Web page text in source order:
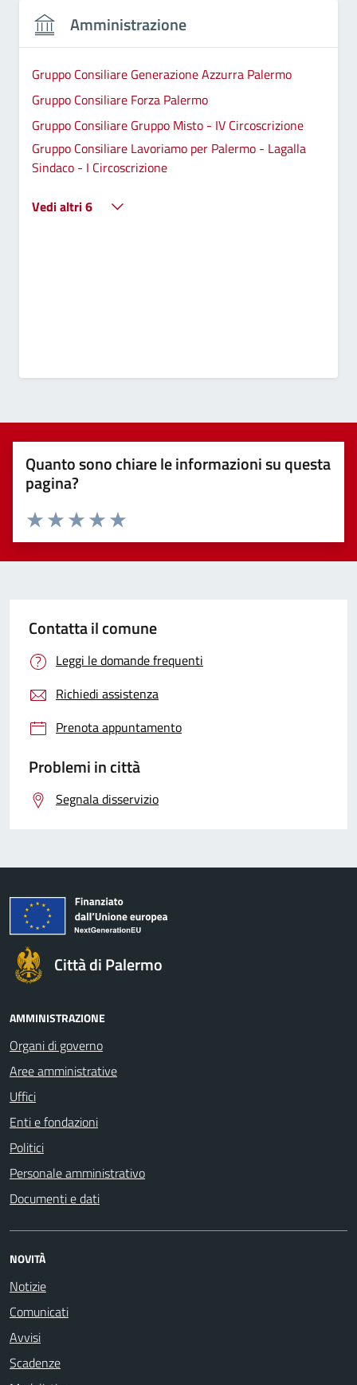
Amministrazione
Gruppo Consiliare Generazione Azzurra Palermo
Gruppo Consiliare Forza Palermo
Gruppo Consiliare Gruppo Misto - IV Circoscrizione
Gruppo Consiliare Lavoriamo per Palermo - Lagalla
Sindaco - I Circoscrizione
Vedi altri 6
Quanto sono chiare le informazioni su questa
pagina?
Valuta 5 stelle su 5
Valuta 4 stelle su 5
Valuta 3 stelle su 5
Valuta 2 stelle su 5
Valuta 1 stelle su 5
Contatta il comune
Leggi le domande frequenti
Richiedi assistenza
Prenota appuntamento
Problemi in città
Segnala disservizio
Città di Palermo
AMMINISTRAZIONE
Organi di governo
Aree amministrative
Uffici
Enti e fondazioni
Politici
Personale amministrativo
Documenti e dati
NOVITÀ
Notizie
Comunicati
Avvisi
Scadenze